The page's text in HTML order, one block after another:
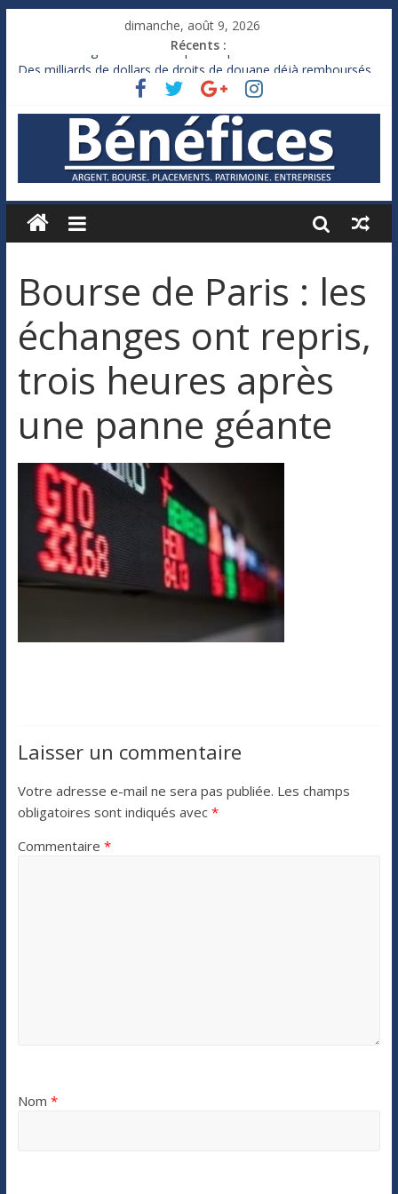
dimanche, août 9, 2026
Récents :
France : le logement mis à l’épreuve par la chaleur
Des milliards de dollars de droits de douane déjà remboursés
Royaume-Uni : Andy Burnham recule sur l’impôt
Xavier Niel, le milliardaire qui ne touche presque rien
Ruée des fortunes russes vers l’étranger
Bourse de Paris : les
échanges ont repris,
trois heures après
une panne géante
Laisser un commentaire
Votre adresse e-mail ne sera pas publiée. Les champs
obligatoires sont indiqués avec *
Commentaire *
Nom *